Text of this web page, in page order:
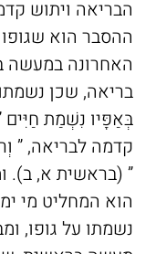
הבריאה ויתוש
ההסבר הוא
האחרונה במעשה
בריאה, שכן
בְּאַפָּיו נִשְׁמַת
קדמה לבריאה, ”
” (בראשית א, ב).
הוא המחליט מי
נשמתו על גופו,